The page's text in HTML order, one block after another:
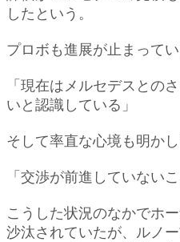
したという。
プロボも進展が止まってい
「現在はメルセデスとの
いと認識している」
そして率直な心境も明かし
「交渉が前進していない
こうした状況のなかでホ
沙汰されていたが、ルノ